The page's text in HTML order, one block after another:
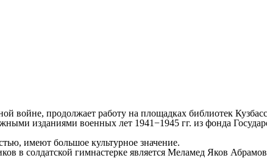
войне, продолжает работу на площадках библиотек
изданиями военных лет 1941−1945 гг. из фонда
имеют большое культурное значение.
в солдатской гимнастерке является Меламед Яков